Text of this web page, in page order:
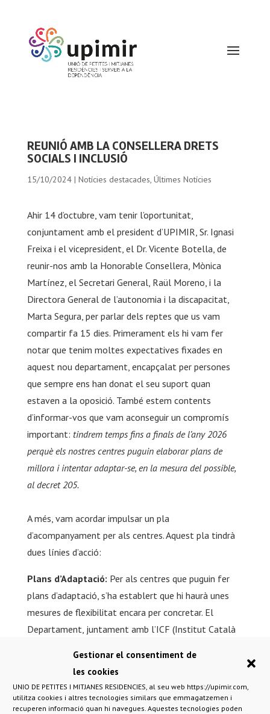
Gestionar el consentiment de
les cookies
UNIO DE PETITES I MITJANES RESIDENCIES, al seu web https://upimir.com,
utilitza cookies i altres tecnologies similars que emmagatzemen i
recuperen informació quan hi navegues. Aquestes tecnologies poden
REUNIÓ AMB LA CONSELLERA DRETS
SOCIALS I INCLUSIÓ
15/10/2024| Notícies destacades, Últimes Notícies
Ahir 14 d’octubre, vam tenir l’oportunitat,
conjuntament amb el president d’UPIMIR, Sr. Ignasi
Freixa i el vicepresident, el Dr. Vicente Botella, de
reunir-nos amb la Honorable Consellera, Mònica
Martínez, el Secretari General, Raül Moreno, i la
Directora General de l’autonomia i la discapacitat,
Marta Segura, per parlar dels reptes que us vam
compartir fa 15 dies. Primerament els hi vam fer
notar que tenim moltes expectatives fixades en
aquest nou departament, encapçalat per persones
que sempre ens han donat el seu suport quan
estaven a la oposició. També estem contents
d’informar-vos que vam aconseguir un compromís
important: tindrem temps fins a finals de l’any 2026
perquè els nostres centres puguin elaborar plans de
millora i intentar adaptar-se, en la mesura del possible,
al decret 205.
A més, vam acordar impulsar un pla
d’acompanyament per als centres. Aquest pla tindrà
dues línies d’acció:
Plans d’Adaptació: Per als centres que puguin fer
plans d’adaptació, s’ha establert que hi haurà unes
mesures de flexibilitat encara per concretar. El
Departament, juntament amb l’ICF (Institut Català
d’interès.